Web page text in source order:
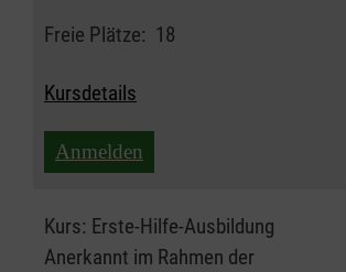
Freie Plätze: 18
Kursdetails
Anmelden
Kurs: Erste-Hilfe-Ausbildung
Anerkannt im Rahmen der